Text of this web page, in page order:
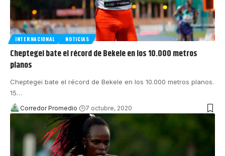
INTERNACIONAL NOTICIAS
Cheptegei bate el récord de Bekele en los 10.000 metros
planos
Cheptegei bate el récord de Bekele en los 10.000 metros planos.
15…
Corredor Promedio 7 octubre, 2020